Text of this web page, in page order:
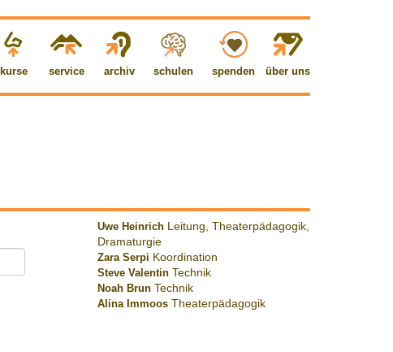
kurse service archiv schulen spenden über uns
Uwe Heinrich Leitung, Theaterpädagogik,
Dramaturgie
Zara Serpi Koordination
Steve Valentin Technik
Noah Brun Technik
Alina Immoos Theaterpädagogik